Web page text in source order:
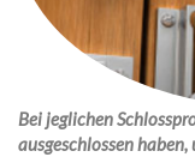
Bei jeglichen
ausgeschlossen